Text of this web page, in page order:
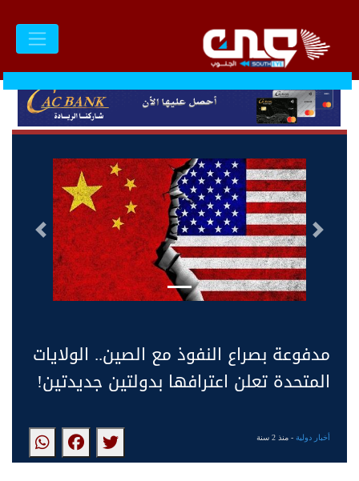
التالى السابق
مدفوعة بصراع النفوذ مع الصين.. الولايات
المتحدة تعلن اعترافها بدولتين جديدتين!
أخبار دولية- منذ 2 سنة